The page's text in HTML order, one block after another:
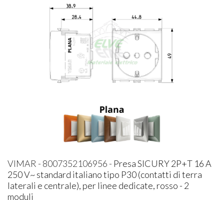
VIMAR - 8007352106956 - Presa SICURY 2P+T 16 A
250 V~ standard italiano tipo P30 (contatti di terra
laterali e centrale), per linee dedicate, rosso - 2
moduli